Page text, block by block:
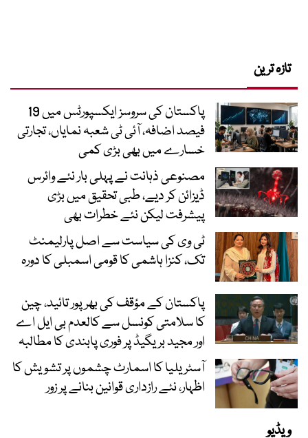
تازہ ترین
پاکستان کی سروسز ایکسپورٹس میں 19
فیصد اضافہ، آئی ٹی شعبہ نمایاں، تجارتی
خسارے میں بھی بڑی کمی
مصنوعی ذہانت نے پہلی بار نئے وائرس
ڈیزائن کر دیے، طبی تحقیق میں بڑی
پیشرفت لیکن نئے خطرات بھی
ٹی وی کی سیاست سے اصل پارلیمنٹ
تک، کنزا ہاشمی کا قومی اسمبلی کا دورہ
پاکستان کے مؤقف کی بھرپور تائید، چین
کا سلامتی کونسل سے کالعدم بی ایل اے
اور مجید بریگیڈ پر فوری پابندی کا مطالبہ
آسٹریلیا کا اسمارٹ چشموں پر تشویش کا
اظہار، نئے رازداری قوانین بنانے پر زور
ویڈیو